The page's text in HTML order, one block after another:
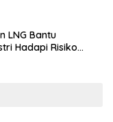
LNG Bantu
Hadapi Risiko